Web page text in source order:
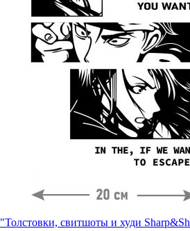
"Толстовки, свитшоты и худи